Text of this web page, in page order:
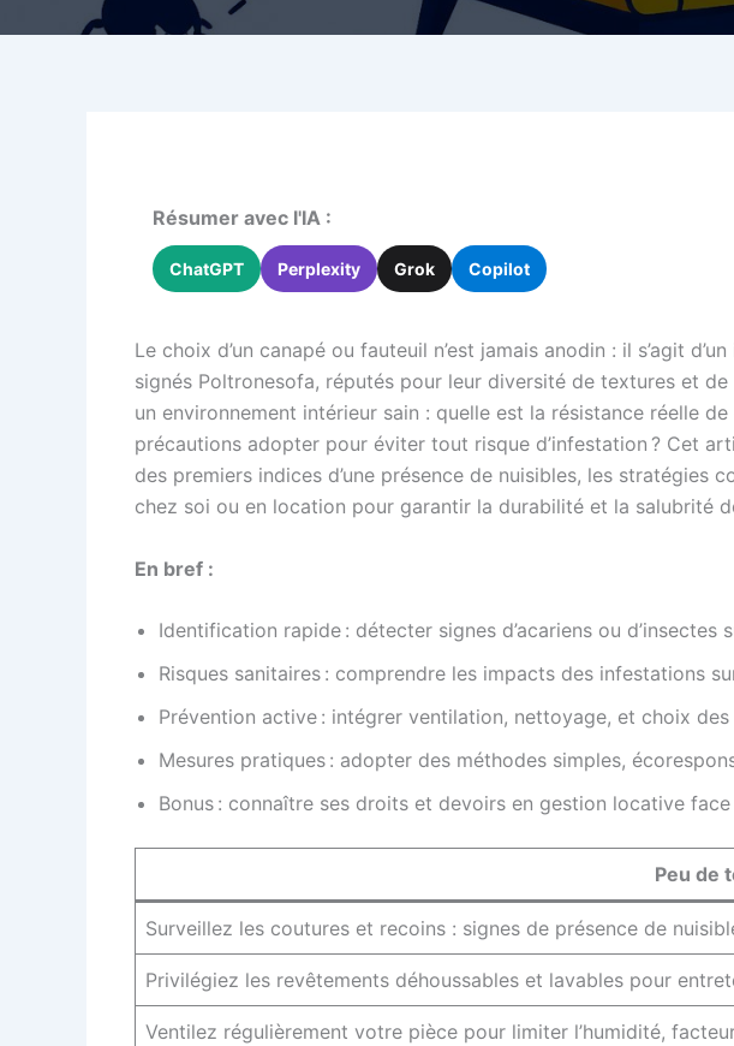
Résumer avec l'IA :
ChatGPT Perplexity Grok Copilot
Le choix d’un canapé ou fauteuil n’est jamais anodin : il s’agit
signés Poltronesofa, réputés pour leur diversité de textures et
un environnement intérieur sain : quelle est la résistance réelle
précautions adopter pour éviter tout risque d’infestation ? Cet
des premiers indices d’une présence de nuisibles, les stratégies
chez soi ou en location pour garantir la durabilité et la salubrité
En bref :
Identification rapide : détecter signes d’acariens ou
Risques sanitaires : comprendre les impacts des infestations
Prévention active : intégrer ventilation, nettoyage, et choix
Mesures pratiques : adopter des méthodes simples,
Bonus : connaître ses droits et devoirs en gestion locative
Peu de
Surveillez les coutures et recoins : signes de présence de
Privilégiez les revêtements déhoussables et lavables pour
Ventilez régulièrement votre pièce pour limiter l’humidité,